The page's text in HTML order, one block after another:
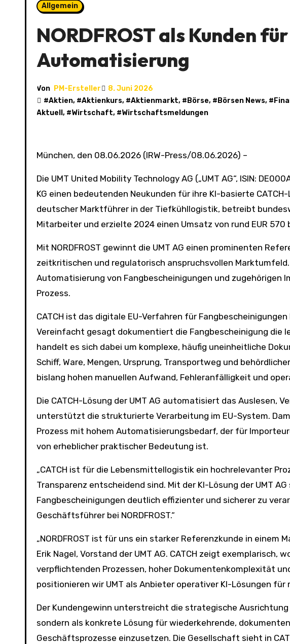
Allgemein
NORDFROST als Kunden
Automatisierung
Von PM-Ersteller
8. Juni 2026
#Aktien, #Aktienkurs, #Aktienmarkt, # Börse, # Börsen News, #
Aktuell , #Wirtschaft, #Wirtschaftsmeldungen
München, den 08.06.2026 (IRW-Press/08.06.2026) –
Die UMT United Mobility Technology AG („UMT AG“, ISIN:
KG einen bedeutenden Neukunden für ihre KI-basierte
deutscher Marktführer in der Tiefkühllogistik, betreibt
Mitarbeiter und erzielte 2024 einen Umsatz von rund EUR 570
Mit NORDFROST gewinnt die UMT AG einen prominenten
zeitkritischen und regulatorisch anspruchsvollen
Automatisierung von Fangbescheinigungen und zugehörigen
Prozess.
CATCH ist das digitale EU-Verfahren für
Vereinfacht gesagt dokumentiert die Fangbescheinigung die
handelt es sich dabei um komplexe, häufig uneinheitliche
Schiff, Ware, Mengen, Ursprung, Transportweg und
bislang hohen manuellen Aufwand, Fehleranfälligkeit und
Die CATCH-Lösung der UMT AG automatisiert das Auslesen,
unterstützt die strukturierte Verarbeitung im EU-System.
Prozess mit hohem Automatisierungsbedarf, der für
von erheblicher praktischer Bedeutung ist.
„CATCH ist für die Lebensmittellogistik ein hochrelevanter
Transparenz entscheidend sind. Mit der KI-Lösung der UMT
Fangbescheinigungen deutlich effizienter und sicherer zu
Geschäftsführer bei NORDFROST.“
„NORDFROST ist für uns ein starker Referenzkunde in
Erik Nagel, Vorstand der UMT AG. CATCH zeigt
verpflichtenden Prozessen, hoher Dokumentenkomplexität
positionieren wir UMT als Anbieter operativer KI-Lösungen für
Der Kundengewinn unterstreicht die strategische Ausrichtung
sondern als konkrete Lösung für wiederkehrende,
Geschäftsprozesse einzusetzen. Die Gesellschaft sieht in